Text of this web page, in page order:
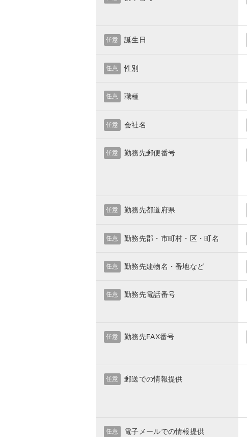
誕生日
任意
性別
任意
職種
任意
会社名
任意
勤務先郵便番号
任意
勤務先都道府県
任意
勤務先郡・市町村・区・町名
任意
勤務先建物名・番地など
任意
勤務先電話番号
任意
勤務先FAX番号
任意
郵送での情報提供
任意
電子メールでの情報提供
任意